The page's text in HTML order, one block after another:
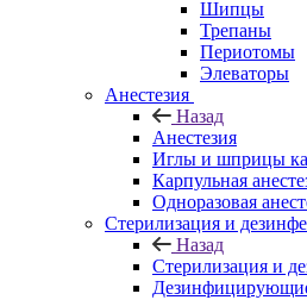
Шипцы
Трепаны
Периотомы
Элеваторы
Анестезия
Назад
Анестезия
Иглы и шприцы
Карпульная
Одноразовая
Стерилизация и
Назад
Стерилизация и